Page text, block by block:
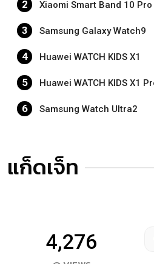
2 Xiaomi Smart Band 10 Pro
3 Samsung Galaxy Watch9
4 Huawei WATCH KIDS X1
5 Huawei WATCH KIDS X1
6 Samsung Watch Ultra2
แก็ดเจ็ท
4,276